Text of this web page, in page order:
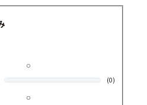
(0)